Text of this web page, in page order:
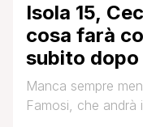
Isola 15,
cosa farà
subito
Manca sempre
Famosi, che andrà